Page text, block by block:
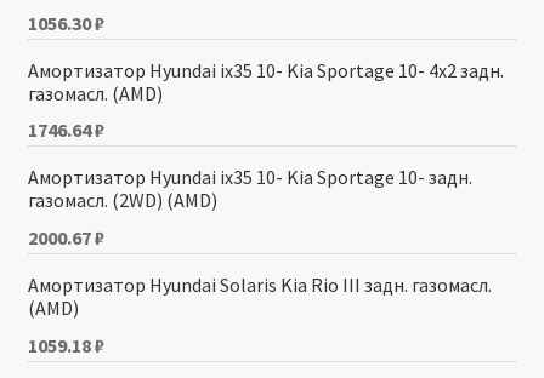
1056.30₽
Амортизатор Hyundai ix35 10- Kia Sportage 10- 4х2 задн.
газомасл. (AMD)
1746.64₽
Амортизатор Hyundai ix35 10- Kia Sportage 10- задн.
газомасл. (2WD) (AMD)
2000.67₽
Амортизатор Hyundai Solaris Kia Rio III задн. газомасл.
(AMD)
1059.18₽